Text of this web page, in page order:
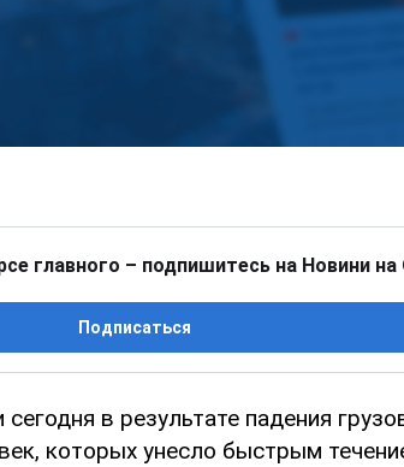
главного – подпишитесь на Новини на
Подписаться
в результате падения
которых унесло быстрым